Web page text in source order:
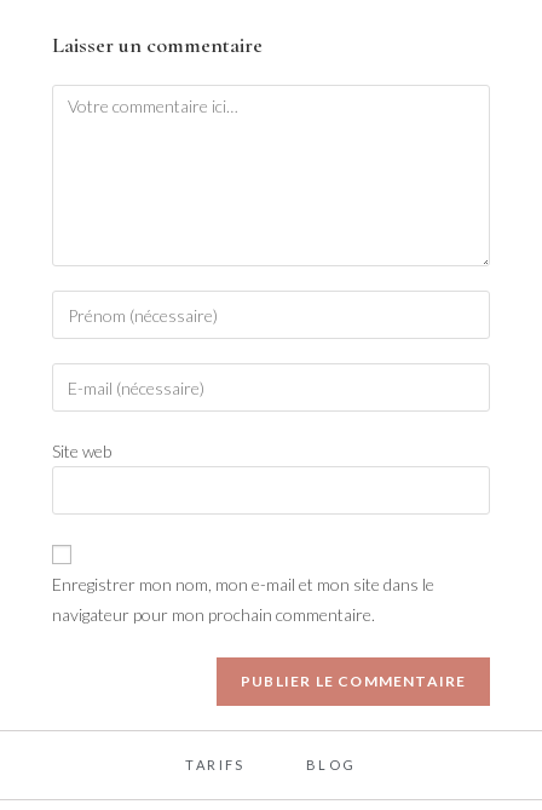
Laisser un commentaire
Site web
Enregistrer mon nom, mon e-mail et mon site dans le
navigateur pour mon prochain commentaire.
TARIFS BLOG